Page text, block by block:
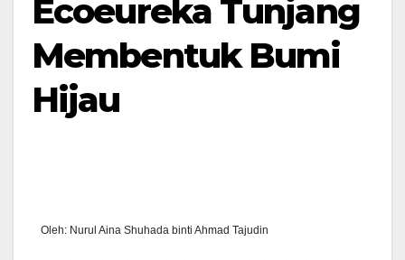
Ecoeureka Tunjang
Membentuk Bumi
Hijau
Oleh: Nurul Aina Shuhada binti Ahmad Tajudin